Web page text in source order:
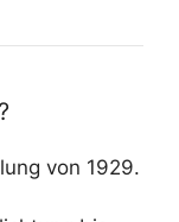
von 1929.